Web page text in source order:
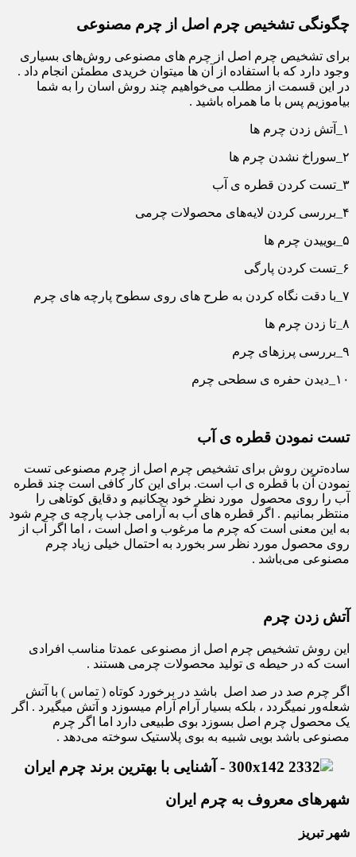
چگونگی تشخیص چرم اصل از چرم مصنوعی
برای تشخیص چرم اصل از چرم های مصنوعی روش‌های بسیاری
وجود دارد که با استفاده از آن ها میتوان خریدی مطمئن انجام داد .
در این قسمت از مطلب می‌خواهیم چند روش اسان را به شما
بیاموزیم پس با ما همراه باشید .
۱_آتش زدن چرم ها
۲_سوراخ نشدن چرم ها
۳_تست کردن قطره ی آب
۴_بررسی کردن لایه‌های محصولات چرمی
۵_بوییدن چرم ها
۶_تست کردن پارگی
۷_با دقت نگاه کردن به طرح های روی سطوح پارچه های چرم
۸_تا زدن چرم ها
۹_بررسی پرزهای چرم
۱۰_دیدن حفره‌ ی سطحی چرم
تست نمودن قطره ی آب
ساده‌ترین روش برای تشخیص چرم اصل از چرم مصنوعی تست
نمودن آن با قطره ی اب است. برای این کار کافی است چند قطره
آب را روی محصول مورد نظر خود بچکانیم و دقایق کوتاهی را
منتظر بمانیم . اگر قطره های آب به آرامی جذب پارچه ی چرم شود
به این معنی است که چرم ما مرغوب و اصل است ، اما اگر آب از
روی محصول مورد نظر سر بخورد به احتمال خیلی زیاد چرم
مصنوعی می‌باشد .
آتش زدن چرم
این روش تشخیص چرم اصل از مصنوعی عمدتا مناسب افرادی
است که در حیطه ی تولید محصولات چرمی هستند .
اگر چرم صد در صد اصل باشد در برخورد کوتاه ( تماس ) با آتش
شعله‌ور نمیگردد ، بلکه بسیار آرام آرام میسوزد و آتش میگیرد . اگر
یک محصول چرم اصل بسوزد بوی طبیعی دارد اما اگر چرم
مصنوعی باشد بویی شبیه به بوی پلاستیک سوخته می‌دهد .
شهرهای معروف به چرم ایران
شهر تبریز